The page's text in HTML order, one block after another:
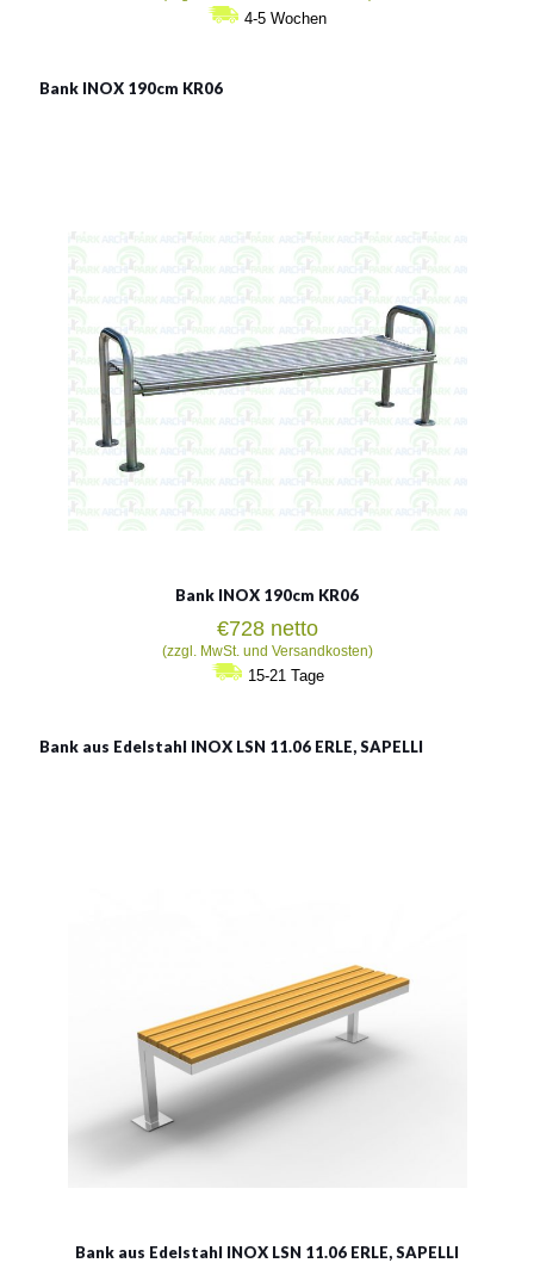
bis
4-5 Wochen
Bank INOX 190cm KR06
Siehe mehr
Bank INOX 190cm KR06
€728 netto
(zzgl. MwSt. und Versandkosten)
15-21 Tage
Bank aus Edelstahl INOX LSN 11.06 ERLE, SAPELLI
Bank aus Edelstahl INOX LSN 11.06 ERLE, SAPELLI